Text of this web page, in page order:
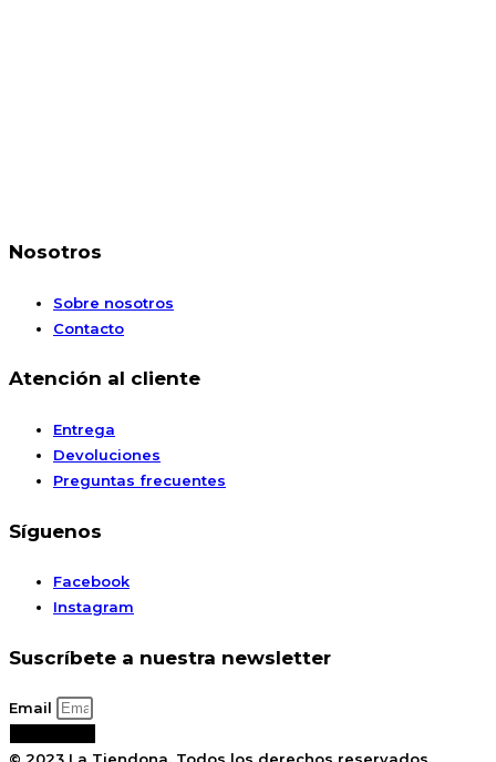
Nosotros
Sobre nosotros
Contacto
Atención al cliente
Entrega
Devoluciones
Preguntas frecuentes
Síguenos
Facebook
Instagram
Suscríbete a nuestra newsletter
Email